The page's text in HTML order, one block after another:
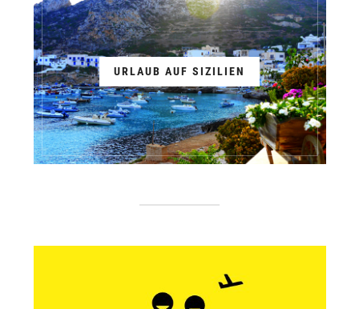
URLAUB AUF SIZILIEN